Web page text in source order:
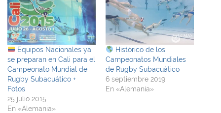
Equipos Nacionales ya
se preparan en Cali para el
Campeonato Mundial de
Rugby Subacuático +
Fotos
25 julio 2015
En «Alemania»
Histórico de los
Campeonatos Mundiales
de Rugby Subacuático
6 septiembre 2019
En «Alemania»